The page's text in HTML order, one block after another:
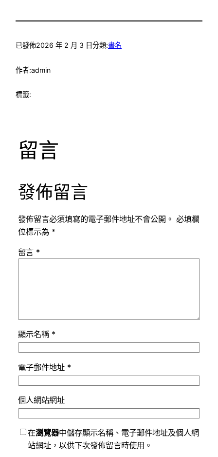
已發佈2026 年 2 月 3 日分類:書名
作者:admin
標籤:
留言
發佈留言
發佈留言必須填寫的電子郵件地址不會公開。 必填欄
位標示為 *
留言 *
顯示名稱 *
電子郵件地址 *
個人網站網址
在瀏覽器中儲存顯示名稱、電子郵件地址及個人網
站網址，以供下次發佈留言時使用。